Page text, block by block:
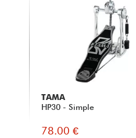
TAMA
HP30 - Simple
78.00 €